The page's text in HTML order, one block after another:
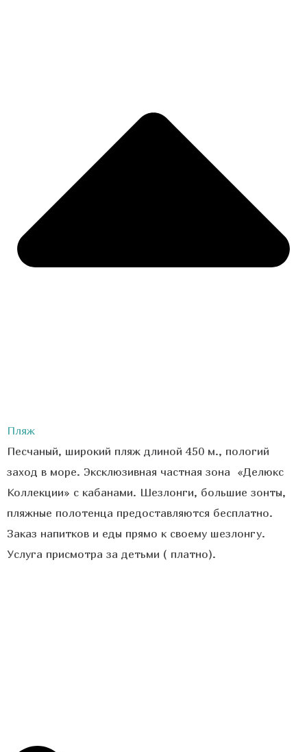
Пляж
Песчаный, широкий пляж длиной 450 м., пологий
заход в море. Эксклюзивная частная зона «Делюкс
Коллекции» с кабанами. Шезлонги, большие зонты,
пляжные полотенца предоставляются бесплатно.
Заказ напитков и еды прямо к своему шезлонгу.
Услуга присмотра за детьми ( платно).